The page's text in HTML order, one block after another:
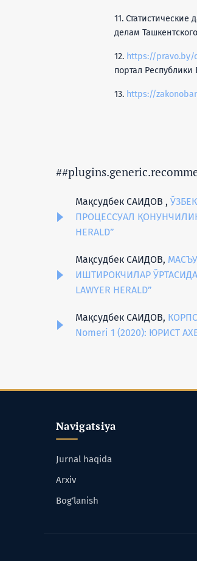
11.
делам
12. https://pravo.by/
портал Республики
13. https://
Мақсудбек САИДОВ ,
ПРОЦЕССУАЛ
HERALD”
Мақсудбек САИДОВ,
ИШТИРОКЧИЛАР
LAWYER HERALD”
Мақсудбек САИДОВ,
Nomeri 1 (2020): ЮРИСТ
Navigatsiya
Jurnal haqida
Arxiv
Bog‘lanish